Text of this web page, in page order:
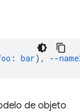
: bar), --
de objeto